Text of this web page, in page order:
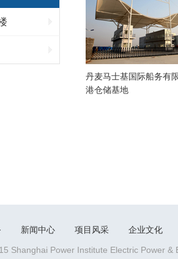
丹麦马士基国际船务有
港仓储基地
新闻中心 项目风采 企业文化
Shanghai Power Institute Electric Power &